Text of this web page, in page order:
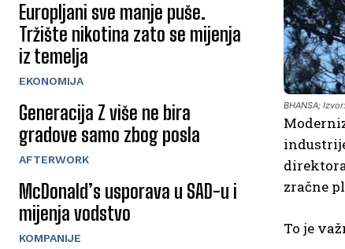
Europljani sve manje puše.
Tržište nikotina zato se mijenja
iz temelja
EKONOMIJA
Generacija Z više ne bira
gradove samo zbog posla
AFTERWORK
McDonald’s usporava u SAD-u i
mijenja vodstvo
KOMPANIJE
BHANSA;
zračne
To je